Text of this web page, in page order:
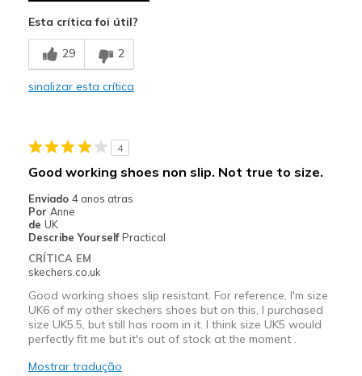
Esta crítica foi útil?
29 2
sinalizar esta crítica
4
Good working shoes non slip. Not true to size.
Enviado 4 anos atras
Por Anne
de UK
Describe Yourself Practical
CRÍTICA EM
skechers.co.uk
Good working shoes slip resistant. For reference, I'm size
UK6 of my other skechers shoes but on this, I purchased
size UK5.5, but still has room in it. I think size UK5 would
perfectly fit me but it's out of stock at the moment .
Mostrar tradução